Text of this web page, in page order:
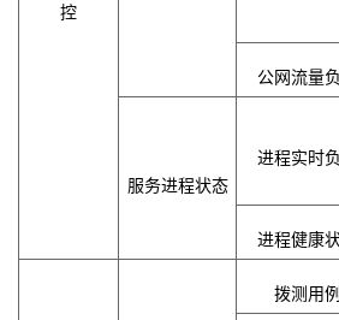
控
公网流量
服务进程状态
进程实时
进程健康
拨测用例